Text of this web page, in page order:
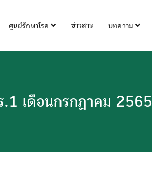
ศูนย์รักษาโรค ข่าวสาร บทความ
เดือนกรกฎาคม 2565